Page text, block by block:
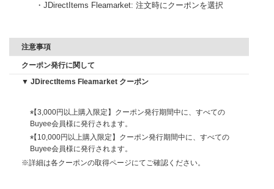
・JDirectItems Fleamarket: 注文時にクーポンを選択
注意事項
クーポン発行に関して
▼ JDirectItems Fleamarket クーポン
【3,000円以上購入限定】クーポン発行期間中に、すべての
Buyee会員様に発行されます。
【10,000円以上購入限定】クーポン発行期間中に、すべての
Buyee会員様に発行されます。
※詳細は各クーポンの取得ページにてご確認ください。